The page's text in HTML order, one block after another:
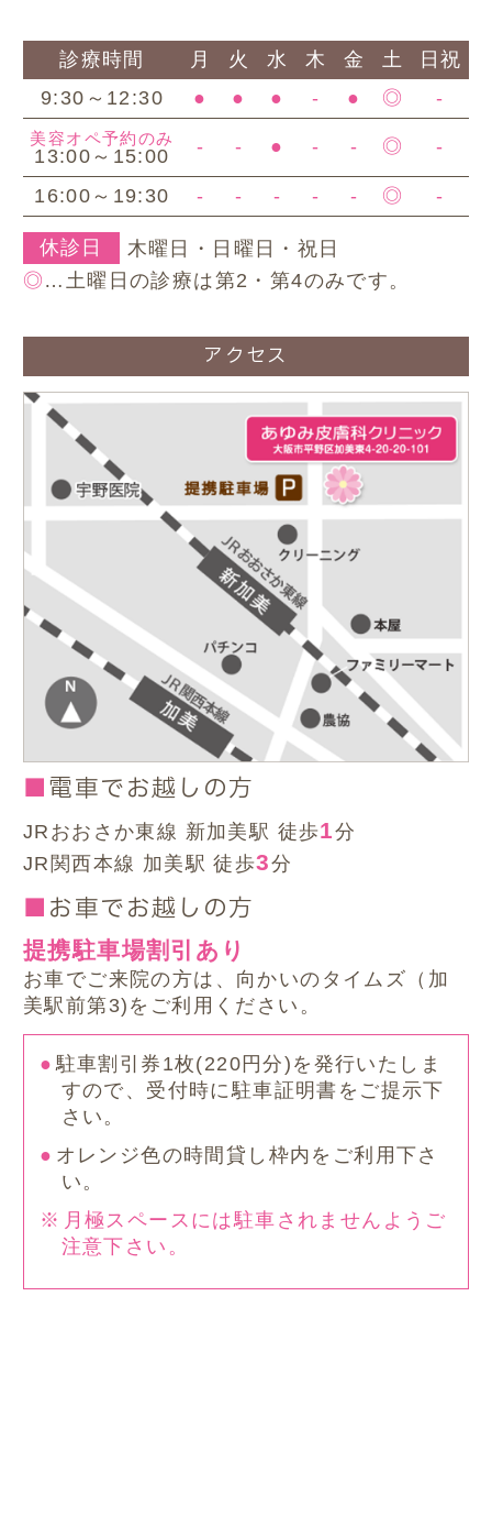
休診日
木曜日・日曜日・祝日
◎ …土曜日の診療は第2・第4のみです。
診療時間 月 火 水 木 金 土
日祝
9:30～12:30
● ● ● - ● ◎ -
美容オペ予約のみ
13:00～15:00 - - ● - - ◎ -
16:00～19:30 - - - - - ◎ -
アクセス
電車でお越しの方
JRおおさか東線 新加美駅 徒歩1分
JR関西本線 加美駅 徒歩3分
お車でお越しの方
提携駐車場割引あり
お車でご来院の方は、向かいのタイムズ（加
美駅前第3)をご利用ください。
駐車割引券1枚(220円分)を発行いたしま
すので、受付時に駐車証明書をご提示下
さい。
オレンジ色の時間貸し枠内をご利用下さ
い。
月極スペースには駐車されませんようご
注意下さい。